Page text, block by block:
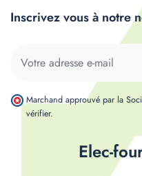
Elec-
Inscrivez vous à notre
Marchand approuvé par la
vérifier.